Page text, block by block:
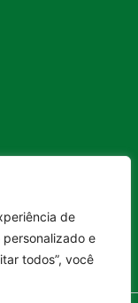
de
e
todos”, você